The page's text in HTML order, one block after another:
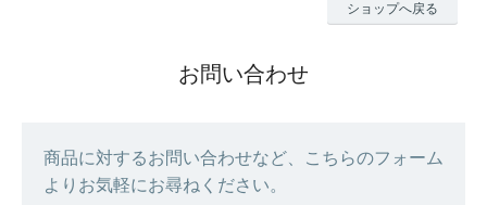
ショップへ戻る
お問い合わせ
商品に対するお問い合わせなど、こちらのフォーム
よりお気軽にお尋ねください。